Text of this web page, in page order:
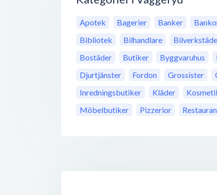
Apotek Bagerier Banker
Bibliotek
Bilhandlare
Bostäder
Butiker Byggvaruhus
Djurtjänster
Fordon Grossister
Inredningsbutiker
Kläder
Möbelbutiker
Pizzerior